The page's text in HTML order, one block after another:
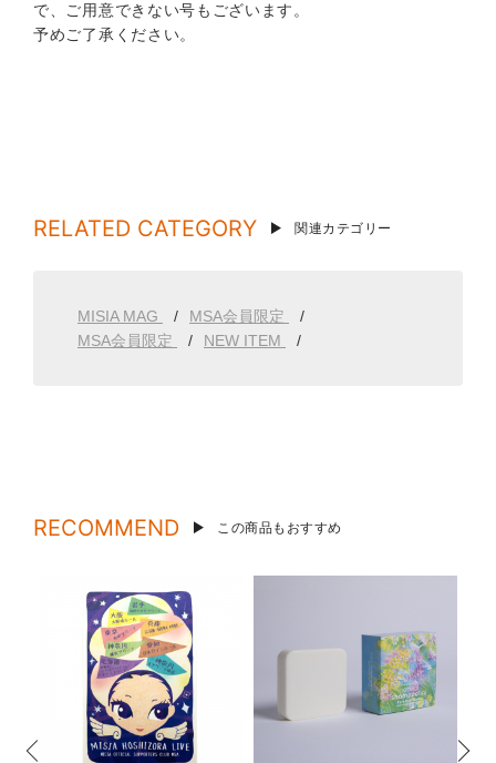
で、ご用意できない号もございます。
予めご了承ください。
RELATED CATEGORY 関連カテゴリー
MISIA MAG
MSA会員限定
MSA会員限定
NEW ITEM
RECOMMEND この商品もおすすめ